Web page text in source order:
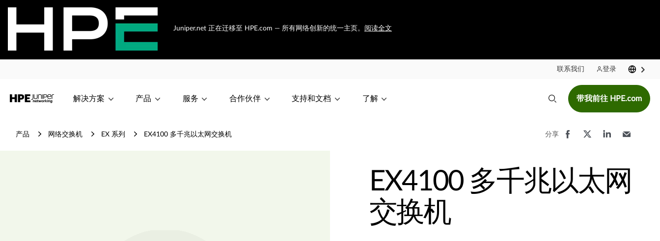
Juniper.net 正在迁移至 HPE.com — 所有网络创新的统一主页。 阅读全文
联系我们 登录
解决方案 产品 服务 合作伙伴 支持和文档 了解 带我前往 HPE.com
产品 网络交换机 EX 系列 EX4100 多千兆以太网交换机 分享
EX4100 多千兆以太网
交换机